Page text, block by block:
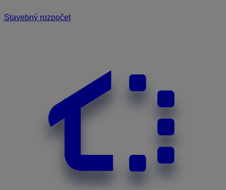
Stavebný rozpočet